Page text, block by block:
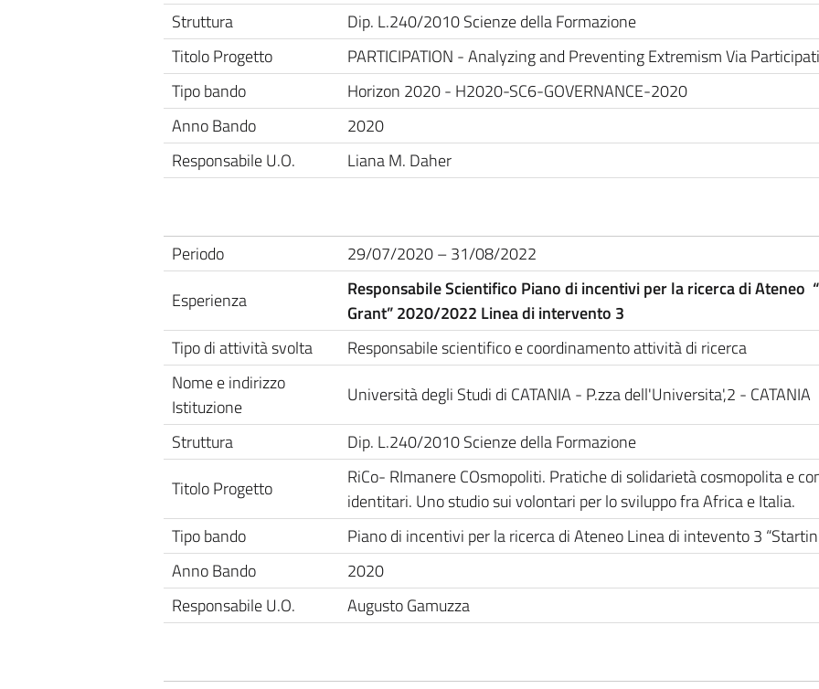
Struttura
Dip. L.240/2010 Scienze della Formazione
Titolo Progetto
PARTICIPATION - Analyzing and Preventing Extremism Via
Tipo bando
Horizon 2020 - H2020-SC6-GOVERNANCE-2020
Anno Bando
2020
Responsabile U.O.
Liana M. Daher
Periodo
29/07/2020 – 31/08/2022
Esperienza
Responsabile Scientifico Piano di incentivi per la ricerca di Ateneo
Grant”2020/2022 Linea di intervento 3
Tipo di attività svolta
Responsabile scientifico e coordinamento attività di ricerca
Nome e indirizzo
Istituzione
Università degli Studi di CATANIA - P.zza dell'Universita',2 - CATANIA
Struttura
Dip. L.240/2010 Scienze della Formazione
Titolo Progetto
RiCo- RImanere COsmopoliti. Pratiche di solidarietà cosmopolita e
identitari. Uno studio sui volontari per lo sviluppo fra Africa e Italia.
Tipo bando
Piano di incentivi per la ricerca di Ateneo Linea di intevento 3
Anno Bando
2020
Responsabile U.O.
Augusto Gamuzza